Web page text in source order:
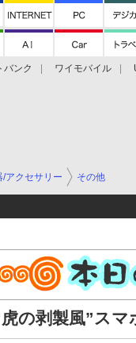
バンク ワイモバイル
/アクセサリー その他
の剥製風”スマ